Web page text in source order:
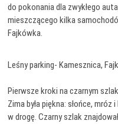
do pokonania dla zwykłego
mieszczącego kilka
Fajkówka.
Leśny parking- Kamesznica,
Pierwsze kroki na czarnym
Zima była piękna: słońce,
w drogę. Czarny szlak